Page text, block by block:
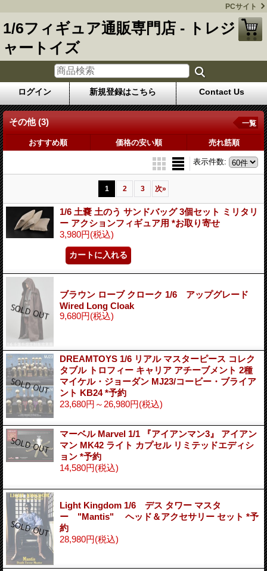
PCサイト
1/6フィギュア通販専門店 - トレジ
ャートイズ
ログイン 新規登録はこちら Contact Us
その他 (3) 一覧
おすすめ順 価格の安い順 売れ筋順
表示件数:
1 2 3 次»
1/6 土嚢 土のう サンドバッグ 3個セット ミリタリ
ー アクションフィギュア用 *お取り寄せ
3,980円(税込)
ブラウン ローブ クローク 1/6 アップグレード
Wired Long Cloak
9,680円(税込)
DREAMTOYS 1/6 リアル マスターピース コレク
タブル トロフィー キャリア アチーブメント 2種
マイケル・ジョーダン MJ23/コービー・ブライア
ント KB24 *予約
23,680円～26,980円(税込)
マーベル Marvel 1/1 『アイアンマン3』 アイアン
マン MK42 ライト カプセル リミテッドエディシ
ョン *予約
14,580円(税込)
Light Kingdom 1/6 デス タワー マスタ
ー "Mantis" ヘッド＆アクセサリー セット *予
約
28,980円(税込)